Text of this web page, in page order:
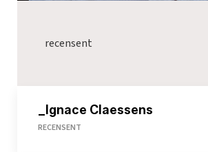
recensent
_Ignace Claessens
RECENSENT